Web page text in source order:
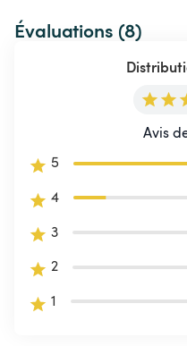
Évaluations (8)
Avis
5
4
3
2
1